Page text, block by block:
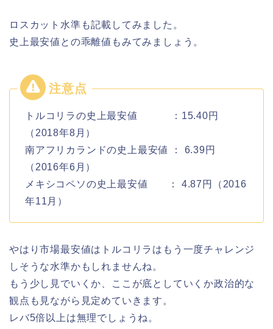
ロスカット水準も記載してみました。
史上最安値との乖離値もみてみましょう。
トルコリラの史上最安値 ：15.40円
（2018年8月）
南アフリカランドの史上最安値 ： 6.39円
（2016年6月）
メキシコペソの史上最安値 ： 4.87円（2016
年11月）
やはり市場最安値はトルコリラはもう一度チャレンジ
しそうな水準かもしれませんね。
もう少し見でいくか、ここが底としていくか政治的な
観点も見ながら見定めていきます。
レバ5倍以上は無理でしょうね。